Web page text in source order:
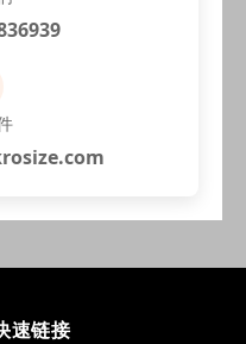
速链接